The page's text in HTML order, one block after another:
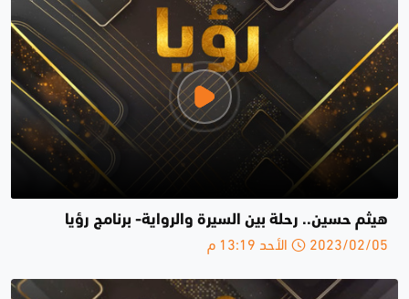
هيثم حسين.. رحلة بين السيرة والرواية- برنامج رؤيا
2023/02/05 الأحد 13:19 م